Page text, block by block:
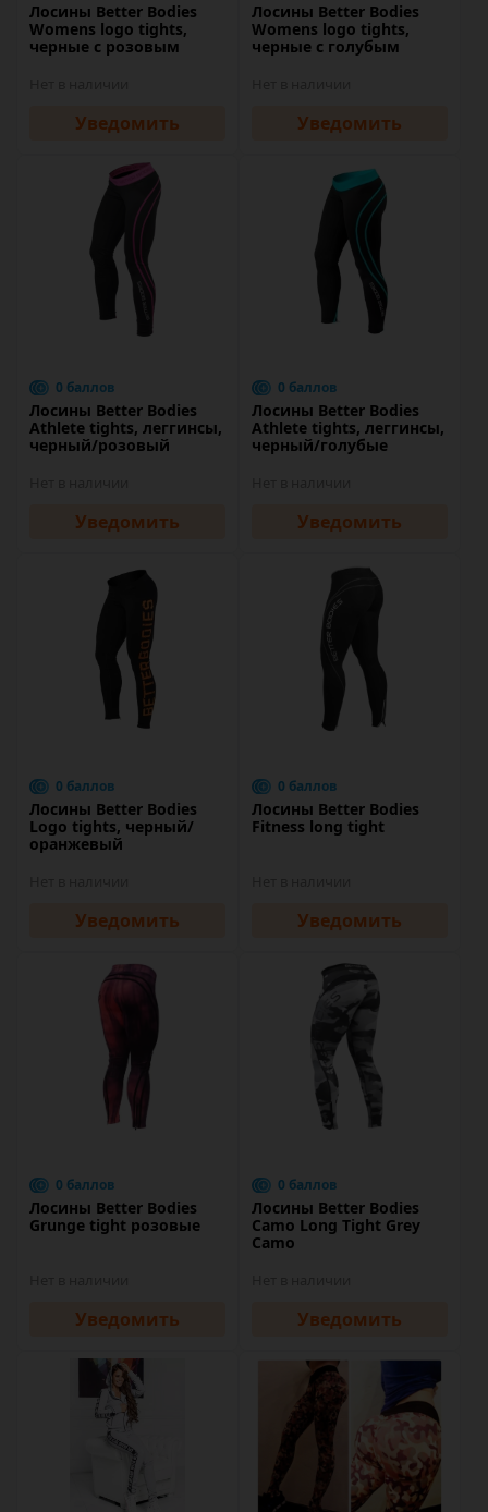
Лосины Better Bodies
Womens logo tights,
черные с розовым
Уведомить
Лосины Better Bodies
Womens logo tights,
черные с голубым
Уведомить
0 баллов
Лосины Better Bodies
Athlete tights, леггинсы,
черный/розовый
Уведомить
0 баллов
Лосины Better Bodies
Athlete tights, леггинсы,
черный/голубые
Уведомить
0 баллов
Лосины Better Bodies
Logo tights, черный/
оранжевый
Уведомить
0 баллов
Лосины Better Bodies
Fitness long tight
Уведомить
0 баллов
Лосины Better Bodies
Grunge tight розовые
Уведомить
0 баллов
Лосины Better Bodies
Camo Long Tight Grey
Camo
Уведомить